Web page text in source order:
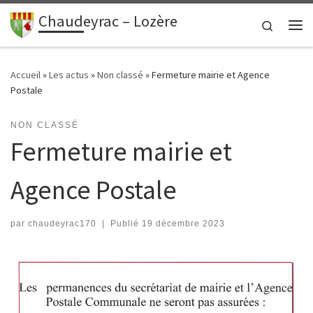
principalPasser au contenu
Chaudeyrac – Lozère
Search
Accueil»Les actus »Non classé »Fermeture mairie et Agence
Postale
NON CLASSÉ
Fermeture mairie et
Agence Postale
par chaudeyrac170 | Publié 19 décembre 2023